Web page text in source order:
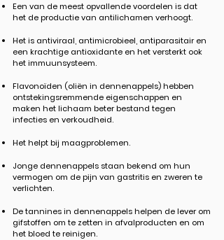
Een van de meest opvallende voordelen is dat
het de productie van antilichamen verhoogt.
Het is antiviraal, antimicrobieel, antiparasitair en
een krachtige antioxidante en het versterkt ook
het immuunsysteem.
Flavonoïden (oliën in dennenappels) hebben
ontstekingsremmende eigenschappen en
maken het lichaam beter bestand tegen
infecties en verkoudheid.
Het helpt bij maagproblemen.
Jonge dennenappels staan ​​bekend om hun
vermogen om de pijn van gastritis en zweren te
verlichten.
De tannines in dennenappels helpen de lever om
gifstoffen om te zetten in afvalproducten en om
het bloed te reinigen.